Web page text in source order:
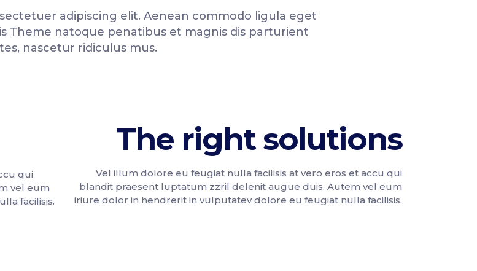
adipiscing elit. Aenean commodo ligula eget
Theme natoque penatibus et magnis dis parturient
nascetur ridiculus mus.
qui
vel eum
facilisis.
The right solutions
Vel illum dolore eu feugiat nulla facilisis at vero eros et accu qui
blandit praesent luptatum zzril delenit augue duis. Autem vel eum
iriure dolor in hendrerit in vulputatev dolore eu feugiat nulla facilisis.